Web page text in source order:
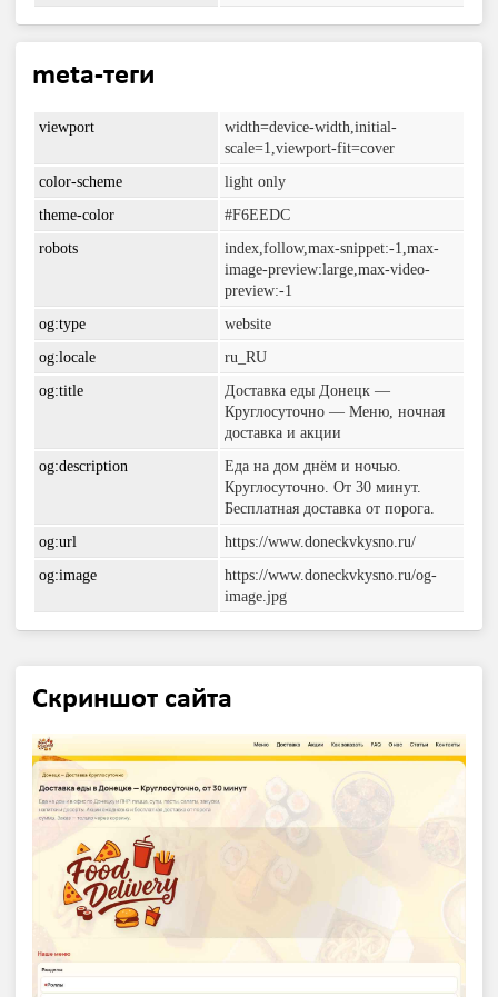
meta-теги
viewport
width=device-width,initial-
scale=1,viewport-fit=cover
color-scheme
light only
theme-color
#F6EEDC
robots
index,follow,max-snippet:-1,max-
image-preview:large,max-video-
preview:-1
og:type
website
og:locale
ru_RU
og:title
Доставка еды Донецк —
Круглосуточно — Меню, ночная
доставка и акции
og:description
Еда на дом днём и ночью.
Круглосуточно. От 30 минут.
Бесплатная доставка от порога.
og:url
https://www.doneckvkysno.ru/
og:image
https://www.doneckvkysno.ru/og-
image.jpg
Скриншот сайта